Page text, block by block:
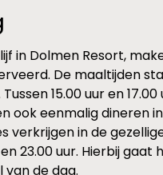
in Dolmen Resort,
De maaltijden
15.00 uur en
ook eenmalig dineren
verkrijgen in de
en 23.00 uur. Hierbij
de dag.